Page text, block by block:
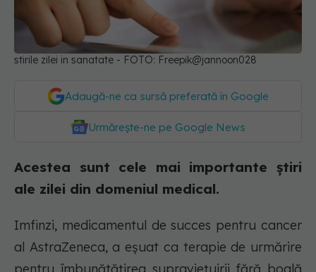
stirile zilei in sanatate - FOTO: Freepik@jannoon028
Adaugă-ne ca sursă preferată în Google
Urmărește-ne pe Google News
Acestea sunt cele mai importante știri
ale zilei din domeniul medical.
Imfinzi, medicamentul de succes pentru cancer
al AstraZeneca, a eșuat ca terapie de urmărire